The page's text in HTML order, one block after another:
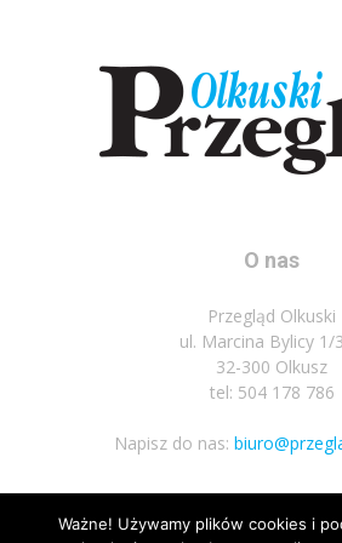
O nas
Przegląd Olkuski
ul. Marcina Bylicy 1/
32-300 Olkusz
tel: 504 178 786
Napisz do nas:
Podążaj za
Ważne! Używamy plików cookies i